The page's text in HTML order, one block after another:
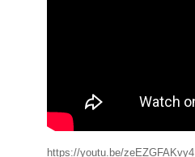
https://youtu.be/zeEZGFAKvy4